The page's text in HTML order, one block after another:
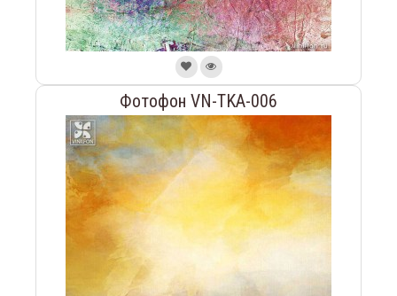
Фотофон VN-TKA-006